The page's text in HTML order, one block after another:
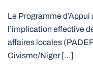
Le Programme
l’implication effective
affaires locales
Civisme/Niger […]